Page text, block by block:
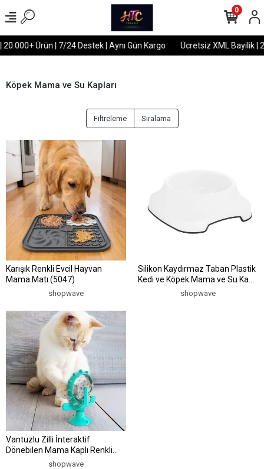
Ürün | 7/24 Destek | Aynı Gün Kargo Ücretsiz XML Bayilik |
0
Köpek Mama ve Su Kapları
Filtreleme Sıralama
Karışık Renkli Evcil Hayvan
Mama Matı (5047)
shopwave
Silikon Kaydırmaz Taban Plastik
Kedi ve Köpek Mama ve Su Kabı
shopwave
Vantuzlu Zilli İnteraktif
Dönebilen Mama Kaplı Renkli
Eğlenceli Eğitici Kedi Oyuncağı
shopwave